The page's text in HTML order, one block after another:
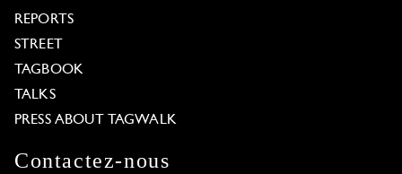
REPORTS
STREET
TAGBOOK
TALKS
PRESS ABOUT TAGWALK
Contactez-nous